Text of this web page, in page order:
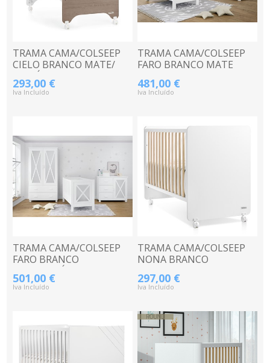
TRAMA CAMA/COLSEEP
CIELO BRANCO MATE/
ACACÍA 120x60CM
293,00 €
Iva Incluído
TRAMA CAMA/COLSEEP
FARO BRANCO MATE
481,00 €
Iva Incluído
TRAMA CAMA/COLSEEP
FARO BRANCO
MATE/ACRÍLICO
120x60CM
501,00 €
Iva Incluído
TRAMA CAMA/COLSEEP
NONA BRANCO
297,00 €
Iva Incluído